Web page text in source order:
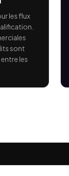
les flux
sont
les